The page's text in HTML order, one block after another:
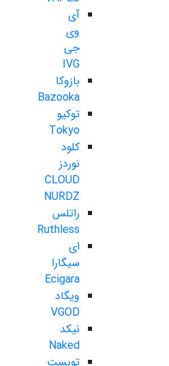
آی
وی
جی
IVG
بازوکا
Bazooka
توکیو
Tokyo
کلود
نوردز
CLOUD
NURDZ
راتلس
Ruthless
ای
سیگارا
Ecigara
ویگاد
VGOD
نیکد
Naked
تویست